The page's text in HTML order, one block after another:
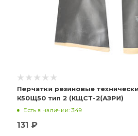
Перчатки резиновые технические
К50Щ50 тип 2 (КЩСТ-2(АЗРИ)
Есть в наличии: 349
131 ₽